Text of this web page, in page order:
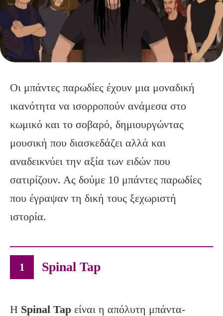
Οι μπάντες παρωδίες έχουν μια μοναδική
ικανότητα να ισορροπούν ανάμεσα στο
κωμικό και το σοβαρό, δημιουργώντας
μουσική που διασκεδάζει αλλά και
αναδεικνύει την αξία των ειδών που
σατιρίζουν. Ας δούμε 10 μπάντες παρωδίες
που έγραψαν τη δική τους ξεχωριστή
ιστορία.
1 Spinal Tap
Η Spinal Tap είναι η απόλυτη μπάντα-